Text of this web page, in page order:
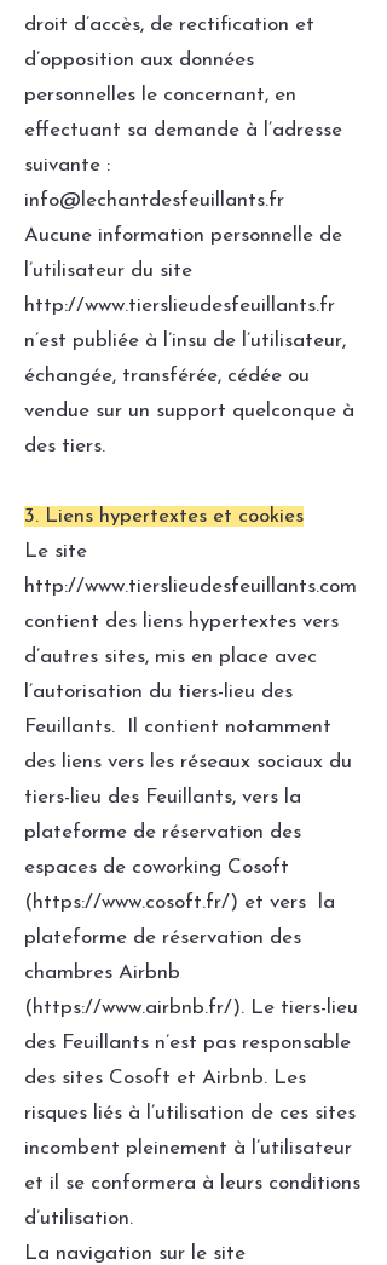
droit d’accès, de rectification et
d’opposition aux données
personnelles le concernant, en
effectuant sa demande à l’adresse
suivante :
info@lechantdesfeuillants.fr
Aucune information personnelle de
l’utilisateur du site
http://www.tierslieudesfeuillants.fr
n’est publiée à l’insu de l’utilisateur,
échangée, transférée, cédée ou
vendue sur un support quelconque à
des tiers.
3. Liens hypertextes et cookies
Le site
http://www.tierslieudesfeuillants.com
contient des liens hypertextes vers
d’autres sites, mis en place avec
l’autorisation du tiers-lieu des
Feuillants. Il contient notamment
des liens vers les réseaux sociaux du
tiers-lieu des Feuillants, vers la
plateforme de réservation des
espaces de coworking Cosoft
(https://www.cosoft.fr/) et vers la
plateforme de réservation des
chambres Airbnb
(https://www.airbnb.fr/). Le tiers-lieu
des Feuillants n’est pas responsable
des sites Cosoft et Airbnb. Les
risques liés à l’utilisation de ces sites
incombent pleinement à l’utilisateur
et il se conformera à leurs conditions
d’utilisation.
La navigation sur le site